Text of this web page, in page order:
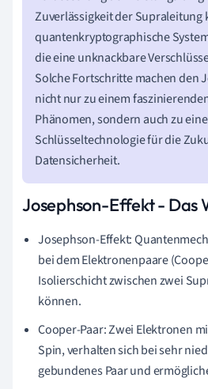
Zuverlässigkeit der Supraleitung
quantenkryptographische
die eine unknackbare
Solche Fortschritte machen den
nicht nur zu einem
Phänomen, sondern auch zu
Schlüsseltechnologie für die
Datensicherheit.
Josephson-Effekt - Das
Josephson-Effekt:
bei dem Elektronenpaare
Isolierschicht zwischen zwei
können.
Cooper-Paar: Zwei Elektronen
Spin, verhalten sich bei sehr
gebundenes Paar und